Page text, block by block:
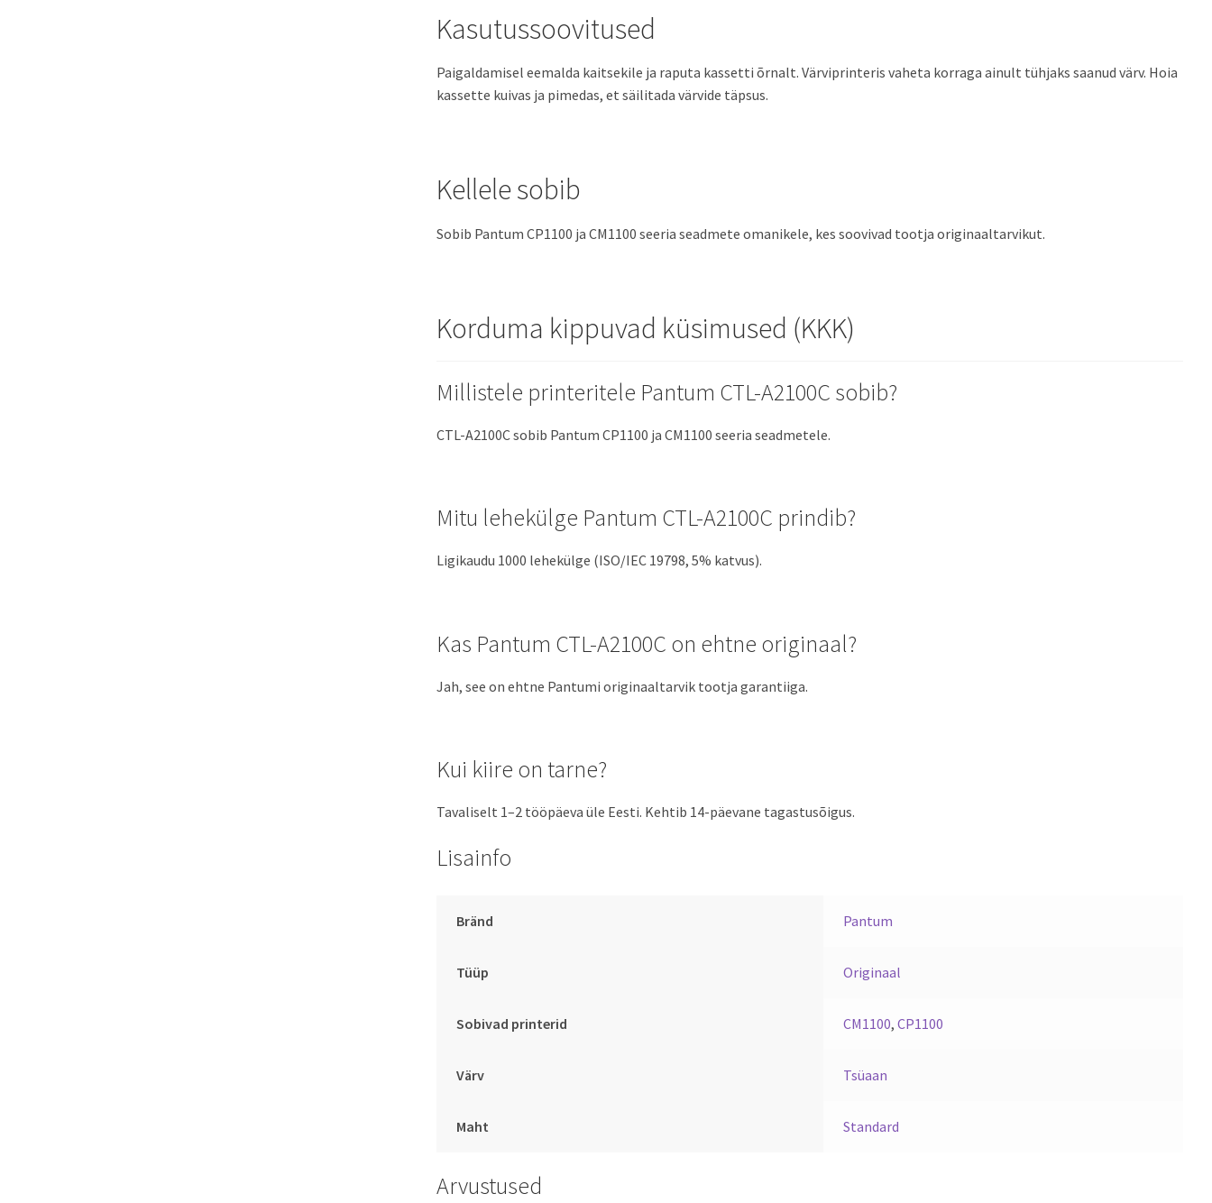
Kasutussoovitused
Paigaldamisel eemalda kaitsekile ja raputa kassetti õrnalt. Värviprinteris vaheta korraga ainult tühjaks saanud värv. Hoia
kassette kuivas ja pimedas, et säilitada värvide täpsus.
Kellele sobib
Sobib Pantum CP1100 ja CM1100 seeria seadmete omanikele, kes soovivad tootja originaaltarvikut.
Korduma kippuvad küsimused (KKK)
Millistele printeritele Pantum CTL-A2100C sobib?
CTL-A2100C sobib Pantum CP1100 ja CM1100 seeria seadmetele.
Mitu lehekülge Pantum CTL-A2100C prindib?
Ligikaudu 1000 lehekülge (ISO/IEC 19798, 5% katvus).
Kas Pantum CTL-A2100C on ehtne originaal?
Jah, see on ehtne Pantumi originaaltarvik tootja garantiiga.
Kui kiire on tarne?
Tavaliselt 1–2 tööpäeva üle Eesti. Kehtib 14-päevane tagastusõigus.
Lisainfo
Bränd Pantum
Tüüp Originaal
Sobivad printerid CM1100,CP1100
Värv Tsüaan
Maht Standard
Arvustused